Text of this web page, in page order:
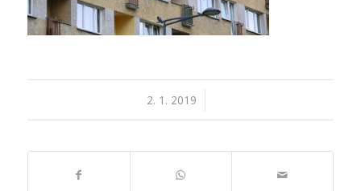
2. 1. 2019
/